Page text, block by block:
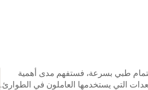
طبي بسرعة، فستفهم مدى أهمية
التي يستخدمها العاملون في الطوارئ.